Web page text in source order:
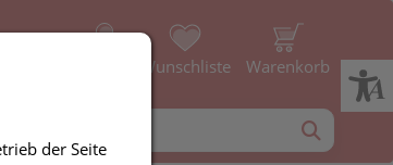
Wunschliste Warenkorb
der Seite